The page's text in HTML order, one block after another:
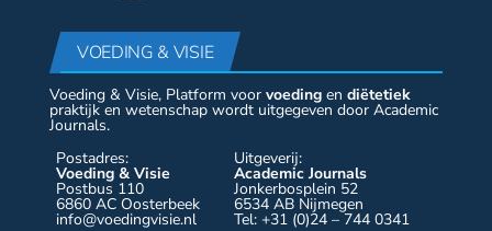
VOEDING & VISIE
Voeding & Visie, Platform voor voeding en diëtetiek
praktijk en wetenschap wordt uitgegeven door Academic
Journals.
Postadres:
Voeding & Visie
Postbus 110
6860 AC Oosterbeek
info@voedingvisie.nl
Uitgeverij:
Academic Journals
Jonkerbosplein 52
6534 AB Nijmegen
Tel: +31 (0)24 – 744 0341